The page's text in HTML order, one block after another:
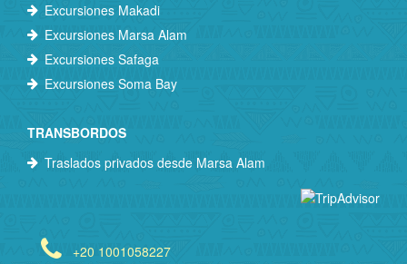
Excursiones Makadi
Excursiones Marsa Alam
Excursiones Safaga
Excursiones Soma Bay
TRANSBORDOS
Traslados privados desde Marsa Alam
+20 1001058227